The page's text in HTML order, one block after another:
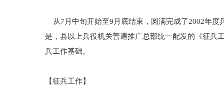
从7月中旬开始至9月底结束，圆满完成了2002年度
是，县以上兵役机关普遍推广总部统一配发的《征兵
兵工作基础。
【征兵工作】